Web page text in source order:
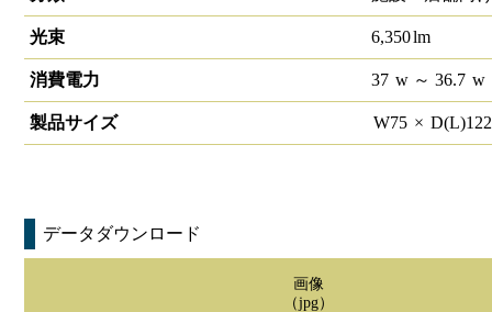
光束 6,350lm
消費電力 37 w～ 36.7 w
製品サイズ W75 × D(L)
データダウンロード
画像
（jpg）